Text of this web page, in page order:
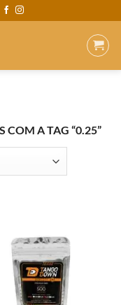
COM A TAG “0.25”